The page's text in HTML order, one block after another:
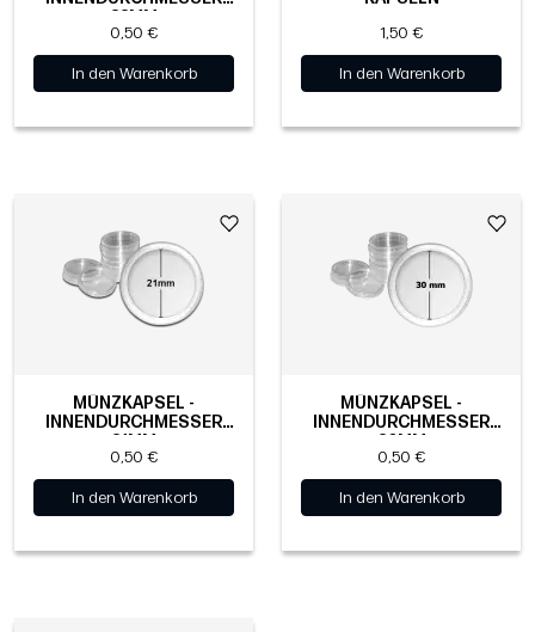
33MM
0,50 €
In den Warenkorb
1,50 €
In den Warenkorb
MÜNZKAPSEL -
INNENDURCHMESSER
21MM
0,50 €
In den Warenkorb
MÜNZKAPSEL -
INNENDURCHMESSER
30MM
0,50 €
In den Warenkorb